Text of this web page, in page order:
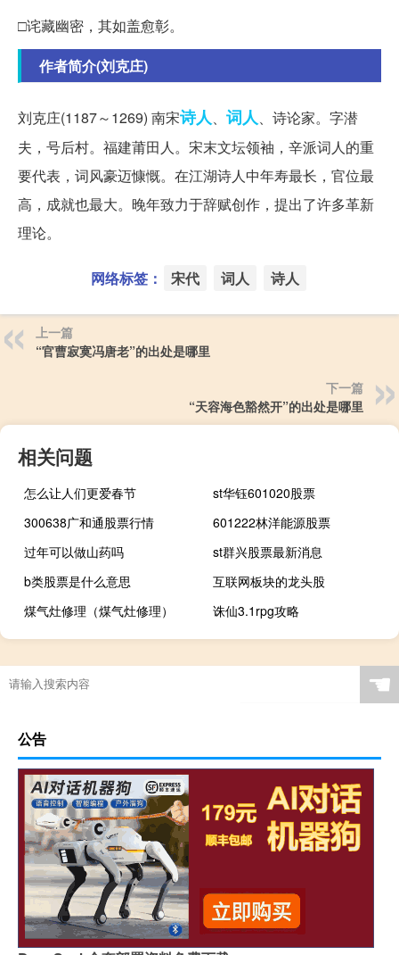
□诧藏幽密，其如盖愈彰。
作者简介(刘克庄)
刘克庄(1187～1269) 南宋诗人、 词人、诗论家。字潜
夫，号后村。福建莆田人。宋末文坛领袖，辛派词人的重
要代表，词风豪迈慷慨。在江湖诗人中年寿最长，官位最
高，成就也最大。晚年致力于辞赋创作，提出了许多革新
理论。
网络标签： 宋代 词人 诗人
上一篇
“官曹寂寞冯唐老”的出处是哪里
下一篇
“天容海色豁然开”的出处是哪里
相关问题
怎么让人们更爱春节
st华钰601020股票
300638广和通股票行情
601222林洋能源股票
过年可以做山药吗
st群兴股票最新消息
b类股票是什么意思
互联网板块的龙头股
煤气灶修理（煤气灶修理）
诛仙3.1rpg攻略
☚
公告